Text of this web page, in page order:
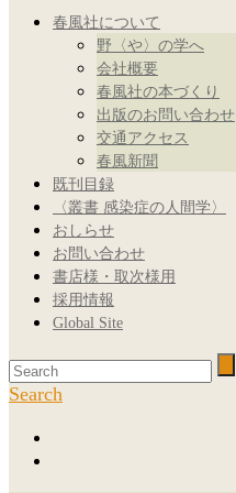
春風社について
野〈や〉の学へ
会社概要
春風社の本づくり
出版のお問い合わせ
交通アクセス
春風新聞
既刊目録
〈叢書 感染症の人間学〉
おしらせ
お問い合わせ
書店様・取次様用
採用情報
Global Site
Search